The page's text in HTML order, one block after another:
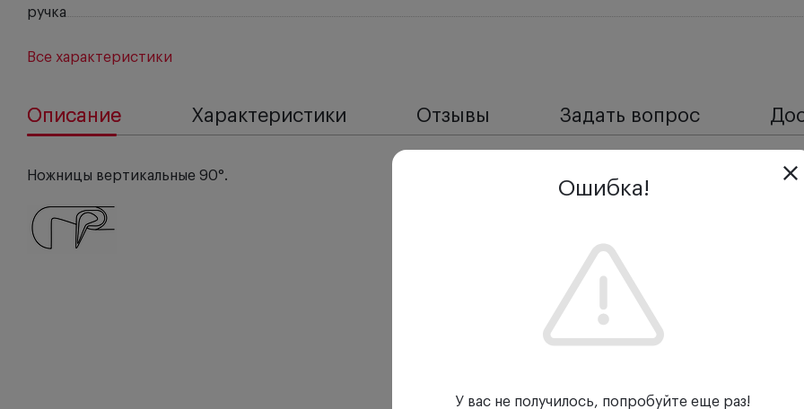
ручка
Все характеристики
Описание Характеристики Отзывы Задать вопрос
Ножницы вертикальные 90°.
Ошибка!
У вас не получилось, попробуйте еще раз!